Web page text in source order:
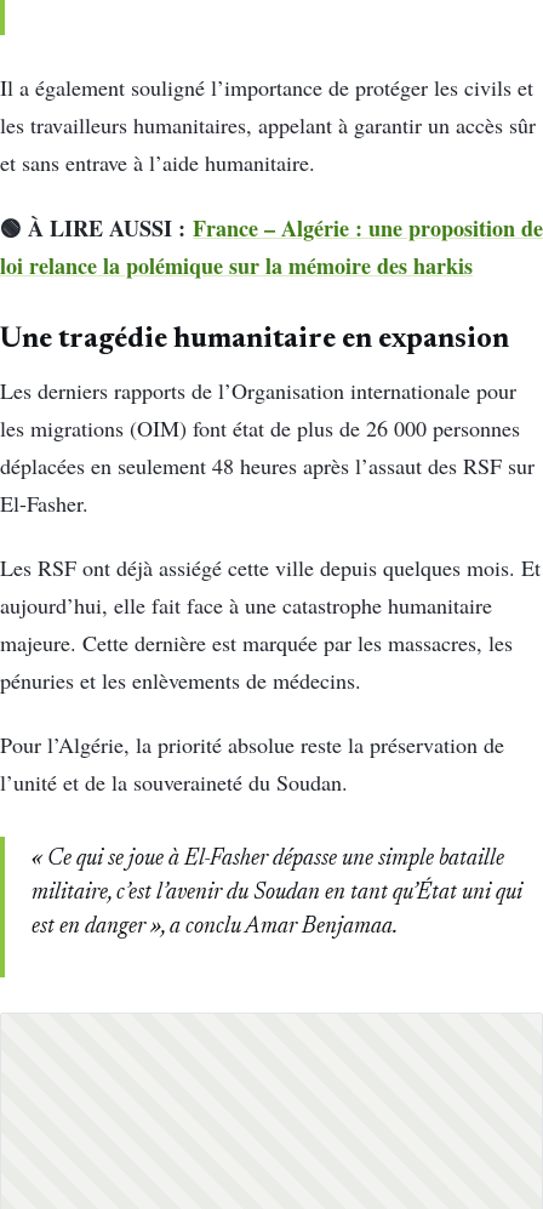
Il a également souligné l’importance de protéger les civils et
les travailleurs humanitaires, appelant à garantir un accès sûr
et sans entrave à l’aide humanitaire.
🟢 À LIRE AUSSI : France – Algérie : une proposition de
loi relance la polémique sur la mémoire des harkis
Une tragédie humanitaire en expansion
Les derniers rapports de l’Organisation internationale pour
les migrations (OIM) font état de plus de 26 000 personnes
déplacées en seulement 48 heures après l’assaut des RSF sur
El-Fasher.
Les RSF ont déjà assiégé cette ville depuis quelques mois. Et
aujourd’hui, elle fait face à une catastrophe humanitaire
majeure. Cette dernière est marquée par les massacres, les
pénuries et les enlèvements de médecins.
Pour l’Algérie, la priorité absolue reste la préservation de
l’unité et de la souveraineté du Soudan.
« Ce qui se joue à El-Fasher dépasse une simple bataille
militaire, c’est l’avenir du Soudan en tant qu’État uni qui
est en danger », a conclu Amar Benjamaa.